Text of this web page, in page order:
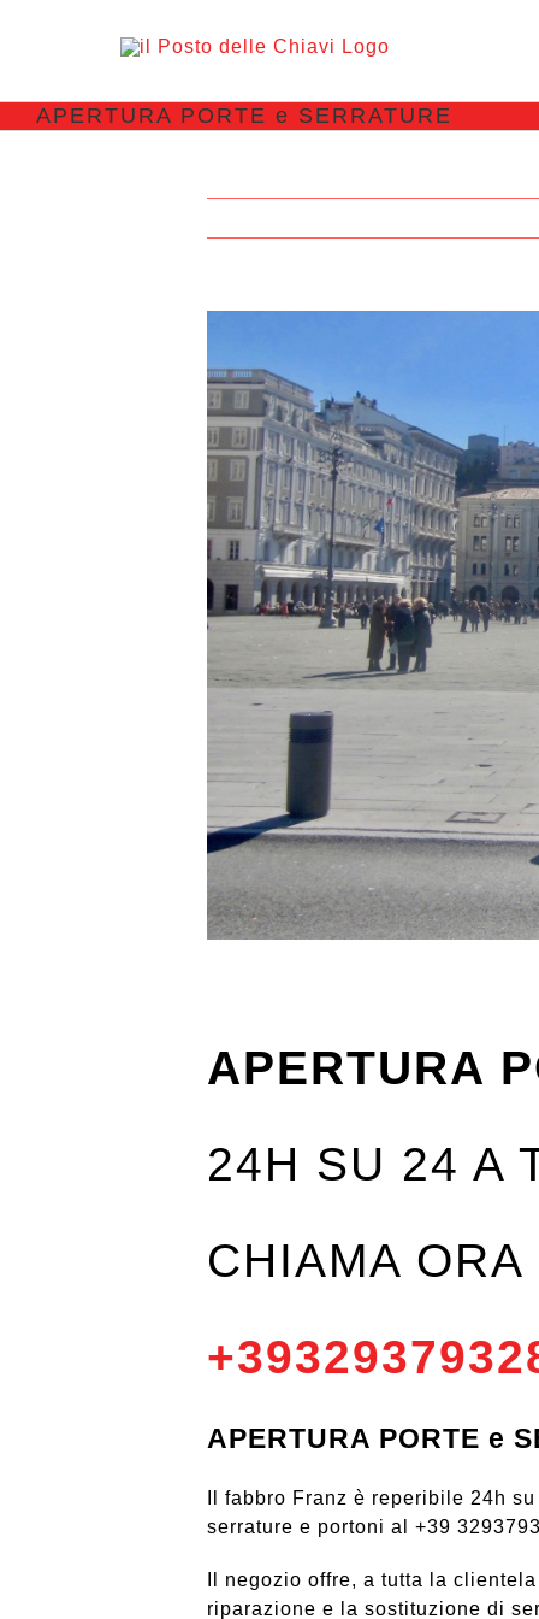
APERTURA PORTE e SERRATURE
Image
APERTURA
24H SU 24 A
CHIAMA ORA
APERTURA PORTE e
Il fabbro Franz è reperibile 24h
serrature e portoni al +39
Il negozio offre, a tutta la
riparazione e la sostituzione di